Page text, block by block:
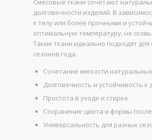
Смесовые ткани сочетают
долговечности изделий. В
к телу или более прочными и
оптимальную температуру, не
Такие ткани идеально подходят
сезонов года.
Сочетание мягкости
Долговечность и устойчивость
Простота в уходе и стирке
Сохранение цвета и формы
Универсальность для разных